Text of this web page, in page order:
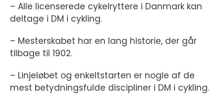
– Alle licenserede cykelryttere i Danmark kan
deltage i DM i cykling.
– Mesterskabet har en lang historie, der går
tilbage til 1902.
– Linjeløbet og enkeltstarten er nogle af de
mest betydningsfulde discipliner i DM i cykling.